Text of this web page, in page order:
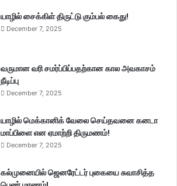
யாழில் சைக்கிள் திருட்டு கும்பல் கைது!
December 7, 2025
வருமான வரி சமர்ப்பிப்பதற்கான கால அவகாசம்
நீடிப்பு
December 7, 2025
யாழில் மெக்கானிக் வேலை செய்தவனை கனடா
மாப்பிளை என ஏமாற்றி திருமணம்!
December 7, 2025
கல்முனையில் ஜெனரேட்டர் புகையை சுவாசித்த